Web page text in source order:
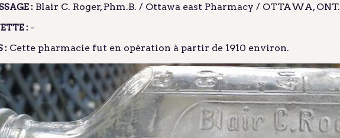
: Blair C. Roger, Phm.B. / Ottawa east Pharmacy / OTTAWA, ONT.
: -
: Cette pharmacie fut en opération à partir de 1910 environ.